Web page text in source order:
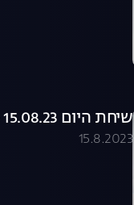
שיחת היום 15.08.23 - התכנית המלאה
15.8.2023